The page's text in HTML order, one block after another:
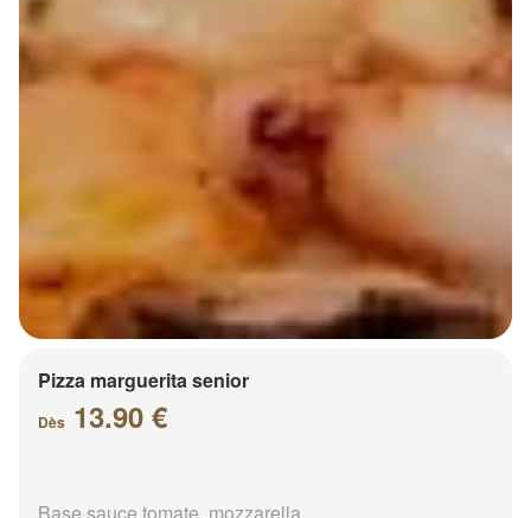
Pizza marguerita senior
Dès 13.90 €
Base sauce tomate, mozzarella